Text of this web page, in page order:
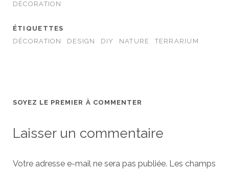
DÉCORATION
ÉTIQUETTES
DÉCORATION
DESIGN DIY NATURE TERRARIUM
SOYEZ LE PREMIER À COMMENTER
Laisser un commentaire
Votre adresse e-mail ne sera pas publiée. Les champs